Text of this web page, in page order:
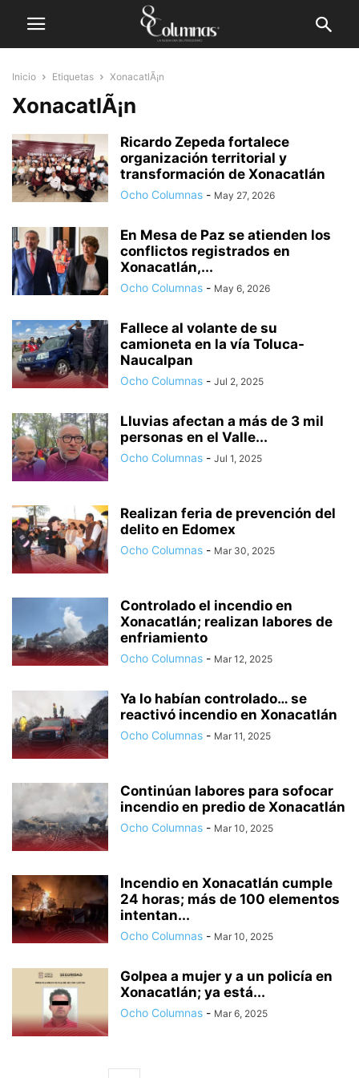
Inicio Etiquetas XonacatlÃ¡n
XonacatlÃ¡n
Ricardo Zepeda fortalece
organización territorial y
transformación de Xonacatlán
Ocho Columnas - May 27, 2026
En Mesa de Paz se atienden los
conflictos registrados en
Xonacatlán,...
Ocho Columnas - May 6, 2026
Fallece al volante de su
camioneta en la vía Toluca-
Naucalpan
Ocho Columnas - Jul 2, 2025
Lluvias afectan a más de 3 mil
personas en el Valle...
Ocho Columnas - Jul 1, 2025
Realizan feria de prevención del
delito en Edomex
Ocho Columnas - Mar 30, 2025
Controlado el incendio en
Xonacatlán; realizan labores de
enfriamiento
Ocho Columnas - Mar 12, 2025
Ya lo habían controlado… se
reactivó incendio en Xonacatlán
Ocho Columnas - Mar 11, 2025
Continúan labores para sofocar
incendio en predio de Xonacatlán
Ocho Columnas - Mar 10, 2025
Incendio en Xonacatlán cumple
24 horas; más de 100 elementos
intentan...
Ocho Columnas - Mar 10, 2025
Golpea a mujer y a un policía en
Xonacatlán; ya está...
Ocho Columnas - Mar 6, 2025